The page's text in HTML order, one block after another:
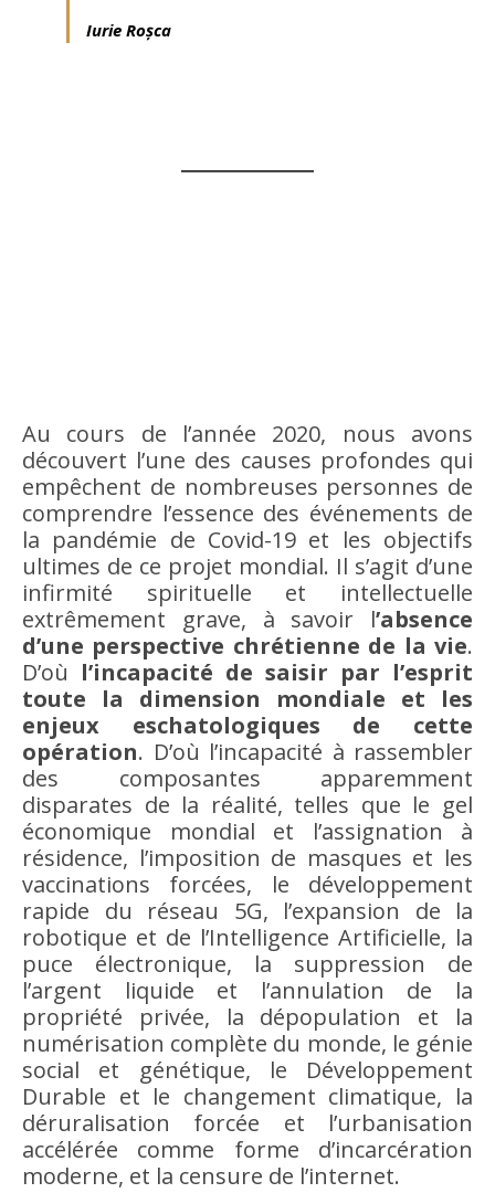
Iurie Roșca
Au cours de l’année 2020, nous avons
découvert l’une des causes profondes qui
empêchent de nombreuses personnes de
comprendre l’essence des événements de
la pandémie de Covid-19 et les objectifs
ultimes de ce projet mondial. Il s’agit d’une
infirmité spirituelle et intellectuelle
extrêmement grave, à savoir l’absence
d’une perspective chrétienne de la vie.
D’où l’incapacité de saisir par l’esprit
toute la dimension mondiale et les
enjeux eschatologiques de cette
opération. D’où l’incapacité à rassembler
des composantes apparemment
disparates de la réalité, telles que le gel
économique mondial et l’assignation à
résidence, l’imposition de masques et les
vaccinations forcées, le développement
rapide du réseau 5G, l’expansion de la
robotique et de l’Intelligence Artificielle, la
puce électronique, la suppression de
l’argent liquide et l’annulation de la
propriété privée, la dépopulation et la
numérisation complète du monde, le génie
social et génétique, le Développement
Durable et le changement climatique, la
déruralisation forcée et l’urbanisation
accélérée comme forme d’incarcération
moderne, et la censure de l’internet.